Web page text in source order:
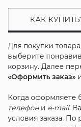
КАК
Для покупки
выберите
корзину. Далее
«Оформить заказ»
Когда оформляете
телефони e-mail.
условия заказа. По